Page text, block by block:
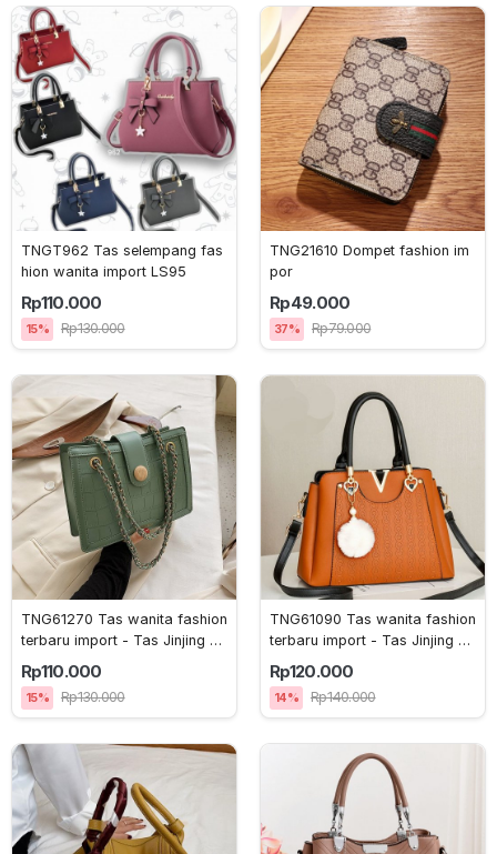
TNGT962 Tas selempang fas
hion wanita import LS95
Rp110.000
15% Rp130.000
TNG21610 Dompet fashion im
por
Rp49.000
37% Rp79.000
TNG61270 Tas wanita fashion
terbaru import - Tas Jinjing -
Rp110.000
15% Rp130.000
TNG61090 Tas wanita fashion
terbaru import - Tas Jinjing -
Rp120.000
14% Rp140.000